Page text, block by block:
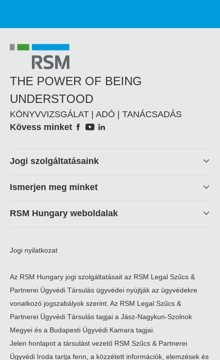
THE POWER OF BEING
UNDERSTOOD
KÖNYVVIZSGÁLAT | ADÓ | TANÁCSADÁS
Social
Kövess minket
Footer
Jogi szolgáltatásaink
Ismerjen meg minket
RSM Hungary weboldalak
Jogi nyilatkozat
Az RSM Hungary jogi szolgáltatásait az RSM Legal Szűcs &
Partnerei Ügyvédi Társulás ügyvédei nyújtják az ügyvédekre
vonatkozó jogszabályok szerint. Az RSM Legal Szűcs &
Partnerei Ügyvédi Társulás tagjai a Jász-Nagykun-Szolnok
Megyei és a Budapesti Ügyvédi Kamara tagjai.
Jelen honlapot a társulást vezető RSM Szűcs & Partnerei
Ügyvédi Iroda tartja fenn, a közzétett információk, elemzések és